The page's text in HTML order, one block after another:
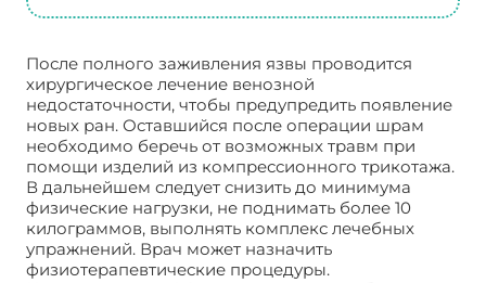
После полного заживления язвы проводится
хирургическое лечение венозной
недостаточности, чтобы предупредить появление
новых ран. Оставшийся после операции шрам
необходимо беречь от возможных травм при
помощи изделий из компрессионного трикотажа.
В дальнейшем следует снизить до минимума
физические нагрузки, не поднимать более 10
килограммов, выполнять комплекс лечебных
упражнений. Врач может назначить
физиотерапевтические процедуры.